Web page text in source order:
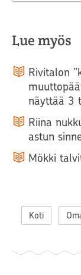
Lue myös
Rivitalon
näyttää 3
Riina
astun
Mökki
Koti